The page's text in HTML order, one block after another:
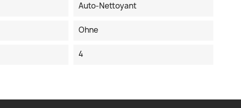
Auto-Nettoyant
Ohne
4